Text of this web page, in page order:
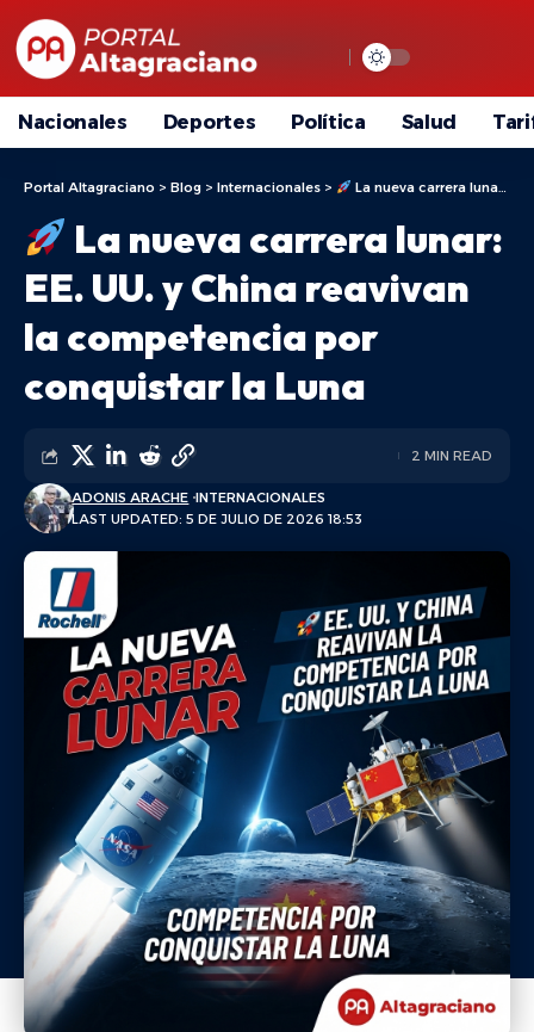
Nacionales Deportes Política Salud
Portal Altagraciano > Blog > Internacionales > La nueva carrera lunar: EE. UU. y China reavivan la competencia por conquistar la Luna
La nueva carrera lunar:
EE. UU. y China reavivan
la competencia por
conquistar la Luna
LAST UPDATED: 5 DE JULIO DE 2026 18:53
ADONIS ARACHE INTERNACIONALES
2 MIN READ